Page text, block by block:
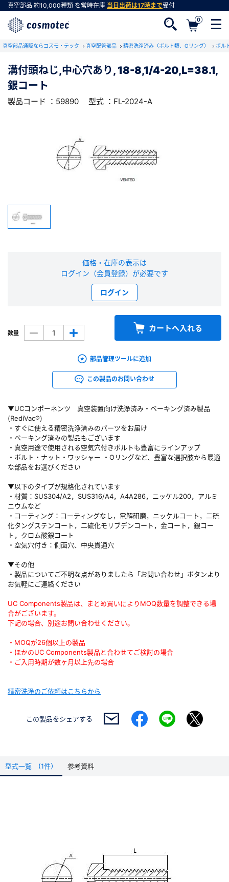
真空部品 約10,000種類 を常時在庫 当日出荷は17時まで受付
0
真空部品通販ならコスモ・テック 真空配管部品 精密洗浄済み（ボルト類、Oリング） ボル
溝付頭ねじ,中心穴あり, 18-8,1/4-20,L=38.1,
銀コート
製品コード ：59890 型式 ：FL-2024-A
▼UCコンポーネンツ 真空装置向け洗浄済み・ベーキング済み製品
(RediVac®)
・すぐに使える精密洗浄済みのパーツをお届け
・ベーキング済みの製品もございます
・真空用途で使用される空気穴付きボルトも豊富にラインアップ
・ボルト・ナット・ワッシャー ・Oリングなど、豊富な選択肢から最適
な部品をお選びください
▼以下のタイプが規格化されています
・材質：SUS304/A2，SUS316/A4，A4A286，ニッケル200，アルミ
ニウムなど
・コーティング：コーティングなし，電解研磨，ニッケルコート，二硫
化タングステンコート，二硫化モリブデンコート，金コート，銀コー
ト，クロム酸銀コート
・空気穴付き：側面穴、中央貫通穴
▼その他
・製品についてご不明な点がありましたら「お問い合わせ」ボタンより
お気軽にご連絡ください
UC Components製品は、まとめ買いによりMOQ数量を調整できる場
合がございます。
下記の場合、別途お問い合わせください。
・MOQが26個以上の製品
・ほかのUC Components製品と合わせてご検討の場合
・ご入用時期が数ヶ月以上先の場合
精密洗浄のご依頼はこちらから
価格・在庫の表示は
ログイン（会員登録）が必要です
ログイン
数量 カートへ入れる
部品管理ツールに追加
この製品のお問い合わせ
この製品をシェアする
型式一覧 (1件） 参考資料
RoHS2適合報告書のダウンロード
下記製品のRoHS2適合報告書のダウンロードをします。
溝付頭ねじ,中心穴あり, 18-8,1/4-
20,L=38.1,銀コート
型式 ：FL-2024-A 製品コード ：59890
会員登録をすれば、便利な機能がご利用いただけ
※新規会員登録をお申し込み頂いてから本登録となるまで、数日間かかる場合
会員の方はこちら
※パスワードをお忘れの方は、 パスワード再発行ページ
※メールアドレスを忘れた方は、
よりお問い合わせくださ